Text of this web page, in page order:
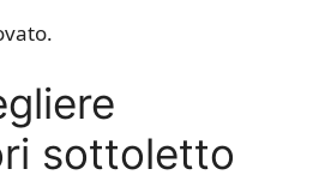
sottoletto